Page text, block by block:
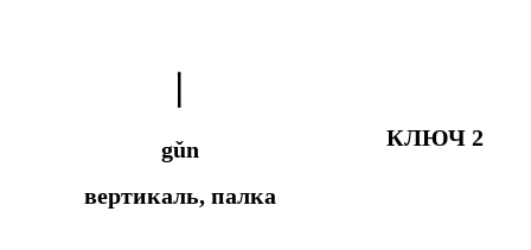
gǔn
вертикаль, палка
КЛЮЧ 2